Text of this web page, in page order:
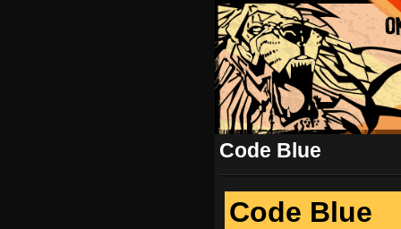
Code Blue
Code Blue